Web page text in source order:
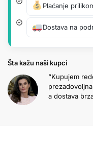
Plaćanje
Dostava na
Šta kažu naši kupci
“Kupujem
a dostava